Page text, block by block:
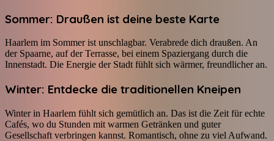
Sommer: Draußen ist deine beste Karte
Haarlem im Sommer ist unschlagbar. Verabrede dich draußen. An
der Spaarne, auf der Terrasse, bei einem Spaziergang durch die
Innenstadt. Die Energie der Stadt fühlt sich wärmer, freundlicher an.
Winter: Entdecke die traditionellen Kneipen
Winter in Haarlem fühlt sich gemütlich an. Das ist die Zeit für echte
Cafés, wo du Stunden mit warmen Getränken und guter
Gesellschaft verbringen kannst. Romantisch, ohne zu viel Aufwand.